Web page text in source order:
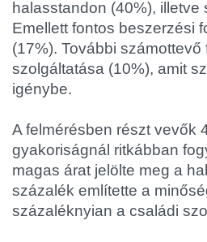
halasstandon (40%),
Emellett fontos beszerzési
(17%). További
szolgáltatása (10%), amit
igénybe.
A felmérésben részt vevők
gyakoriságnál ritkábban
magas árat jelölte meg a
százalék említette a
százaléknyian a családi